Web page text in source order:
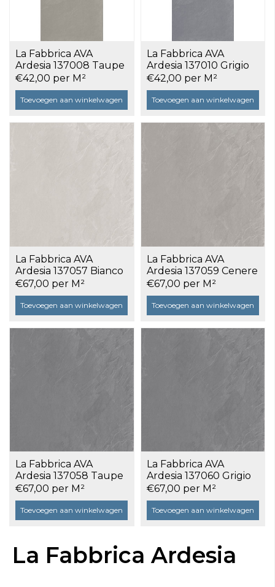
La Fabbrica AVA
Ardesia 137008 Taupe
60x120 antislip a 1,44
m²
€42,00 per M²
Toevoegen aan winkelwagen
La Fabbrica AVA
Ardesia 137010 Grigio
60x120 antislip a 1,44
m²
€42,00 per M²
Toevoegen aan winkelwagen
La Fabbrica AVA
Ardesia 137057 Bianco
80x80x2 OUTDOOR a
0,64 m²
€67,00 per M²
Toevoegen aan winkelwagen
La Fabbrica AVA
Ardesia 137059 Cenere
80x80x2 OUTDOOR a
0,64 m²
€67,00 per M²
Toevoegen aan winkelwagen
La Fabbrica AVA
Ardesia 137058 Taupe
80x80x2 OUTDOOR a
0,64 m²
€67,00 per M²
Toevoegen aan winkelwagen
La Fabbrica AVA
Ardesia 137060 Grigio
80x80x2 OUTDOOR a
0,64 m²
€67,00 per M²
Toevoegen aan winkelwagen
La Fabbrica Ardesia